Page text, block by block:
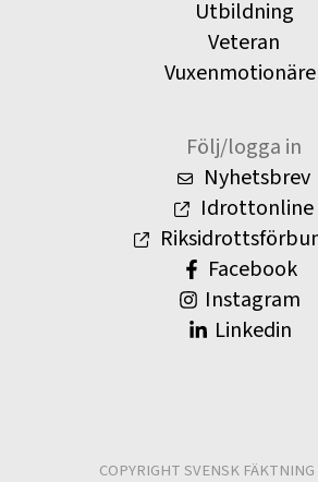
Utbildning
Veteran
Följ/logga in
Nyhetsbrev
Idrottonline
Facebook
Instagram
Linkedin
COPYRIGHT SVENSK